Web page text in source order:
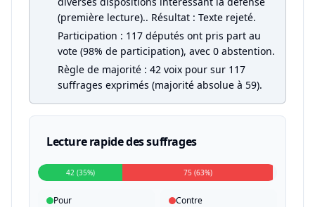
(première lecture).. Résultat : Texte rejeté.
Participation : 117 députés ont pris part au
vote (98% de participation), avec 0 abstention.
Règle de majorité : 42 voix pour sur 117
suffrages exprimés (majorité absolue à 59).
Lecture rapide des suffrages
42 (35%) 75 (63%)
Pour
Contre